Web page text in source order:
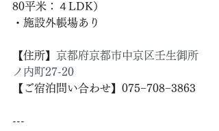
80平米：４LDK）
・施設外帳場あり
【住所】 京都府京都市中京区壬生御所
ノ内町27-20
【ご宿泊問い合わせ】075−708−3863
---